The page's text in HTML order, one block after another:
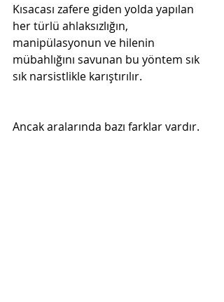
Kısacası zafere giden yolda yapılan
her türlü ahlaksızlığın,
manipülasyonun ve hilenin
mübahlığını savunan bu yöntem sık
sık narsistlikle karıştırılır.
Ancak aralarında bazı farklar vardır.